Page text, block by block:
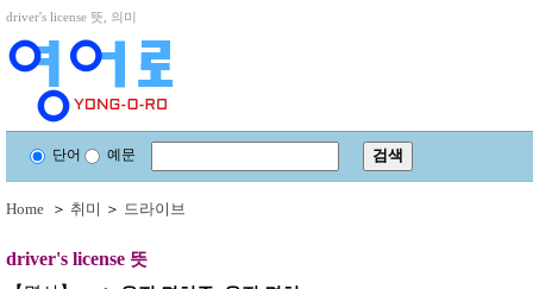
driver's license 뜻, 의미
단어 예문
Home ＞ 취미 ＞ 드라이브
driver's license 뜻